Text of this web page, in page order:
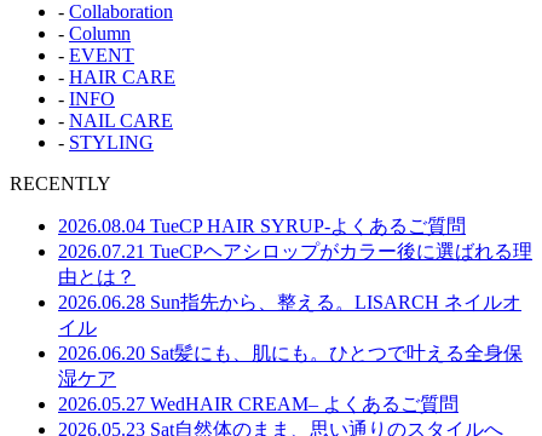
- Collaboration
- Column
- EVENT
- HAIR CARE
- INFO
- NAIL CARE
- STYLING
RECENTLY
2026.08.04 TueCP HAIR SYRUP-よくあるご質問
2026.07.21 TueCPヘアシロップがカラー後に選ばれる理
由とは？
2026.06.28 Sun指先から、整える。LISARCH ネイルオ
イル
2026.06.20 Sat髪にも、肌にも。ひとつで叶える全身保
湿ケア
2026.05.27 WedHAIR CREAM– よくあるご質問
2026.05.23 Sat自然体のまま、思い通りのスタイルへ